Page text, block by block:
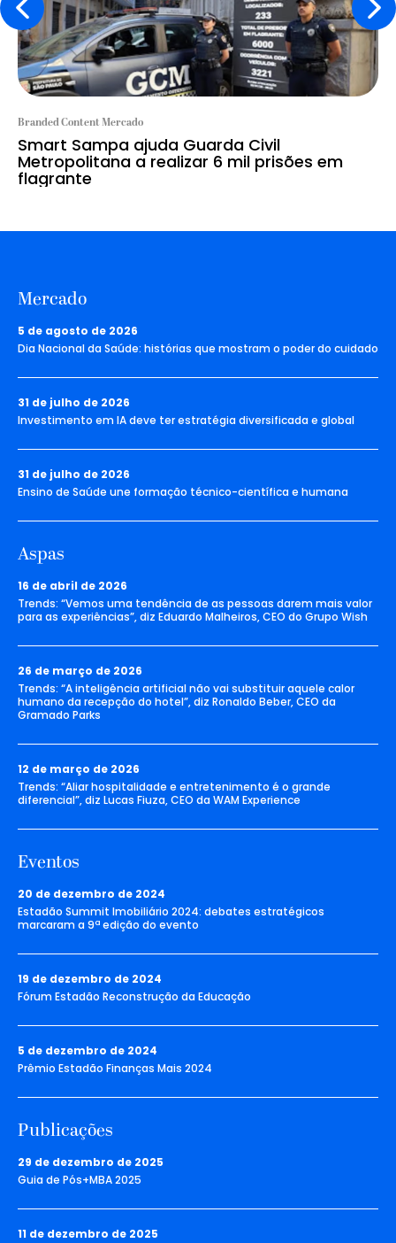
Branded Content Mercado
Smart Sampa ajuda Guarda Civil
Metropolitana a realizar 6 mil prisões em
flagrante
Mercado
5 de agosto de 2026
Dia Nacional da Saúde: histórias que mostram o poder do cuidado
31 de julho de 2026
Investimento em IA deve ter estratégia diversificada e global
31 de julho de 2026
Ensino de Saúde une formação técnico-científica e humana
Aspas
16 de abril de 2026
Trends: “Vemos uma tendência de as pessoas darem mais valor
para as experiências”, diz Eduardo Malheiros, CEO do Grupo Wish
26 de março de 2026
Trends: “A inteligência artificial não vai substituir aquele calor
humano da recepção do hotel”, diz Ronaldo Beber, CEO da
Gramado Parks
12 de março de 2026
Trends: “Aliar hospitalidade e entretenimento é o grande
diferencial”, diz Lucas Fiuza, CEO da WAM Experience
Eventos
20 de dezembro de 2024
Estadão Summit Imobiliário 2024: debates estratégicos
marcaram a 9ª edição do evento
19 de dezembro de 2024
Fórum Estadão Reconstrução da Educação
5 de dezembro de 2024
Prêmio Estadão Finanças Mais 2024
Publicações
29 de dezembro de 2025
Guia de Pós+MBA 2025
11 de dezembro de 2025